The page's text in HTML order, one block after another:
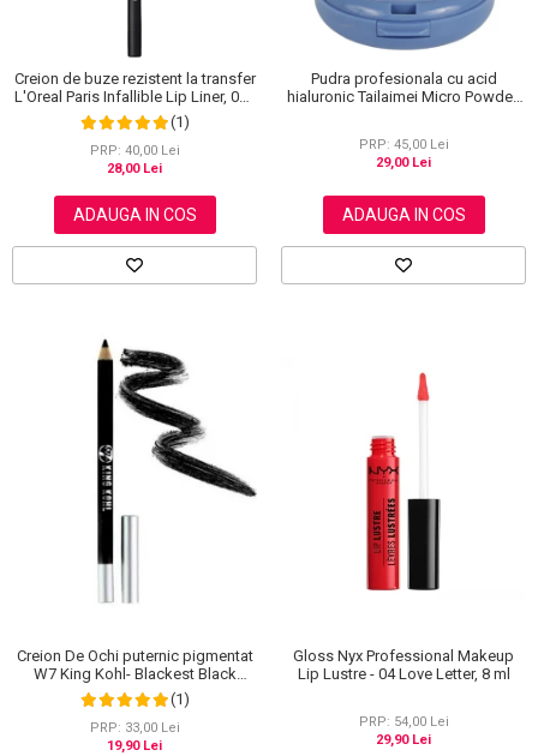
Creion de buze rezistent la transfer
L'Oreal Paris Infallible Lip Liner, 001
Highlight On Point
(1)
PRP: 40,00 Lei
28,00 Lei
ADAUGA IN COS
Pudra profesionala cu acid
hialuronic Tailaimei Micro Powder,
PRP: 45,00 Lei
29,00 Lei
ADAUGA IN COS
Creion De Ochi puternic pigmentat
W7 King Kohl- Blackest Black
(Negru) (1)
PRP: 33,00 Lei
19,90 Lei
Gloss Nyx Professional Makeup
Lip Lustre - 04 Love Letter, 8 ml
PRP: 54,00 Lei
29,90 Lei